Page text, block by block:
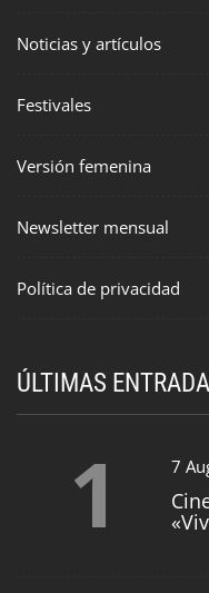
Noticias y artículos
Festivales
Versión femenina
Newsletter mensual
Política de privacidad
ÚLTIMAS
1 7